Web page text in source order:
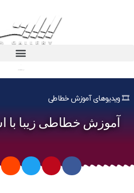
🎞️ ویدیوهای آموزش خطاطی
آموزش خطاطی زیبا با